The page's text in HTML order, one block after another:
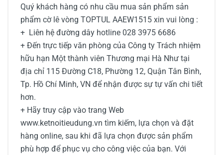
Quý khách hàng có nhu cầu mua sản phẩm sản
phẩm cờ lê vòng TOPTUL AAEW1515 xin vui lòng :
+ Liên hệ đường dây hotline 028 3975 6686
+ Đến trực tiếp văn phòng của Công ty Trách nhiệm
hữu hạn Một thành viên Thương mại Hà Như tại
địa chỉ 115 Đường C18, Phường 12, Quận Tân Bình,
Tp. Hồ Chí Minh, VN để nhận được sự tự vấn chi tiết
hơn.
+ Hãy truy cập vào trang Web
www.ketnoitieudung.vn tìm kiếm, lựa chọn và đặt
hàng online, sau khi đã lựa chọn được sản phẩm
phù hợp để phục vụ cho công việc của bạn. Với